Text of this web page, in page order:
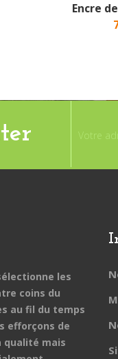
Encre
les
coins du
au fil du temps
efforçons de
mais